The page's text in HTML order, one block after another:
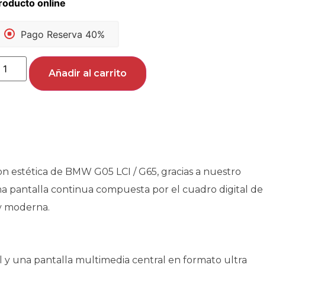
Pago Reserva 40%
Añadir al carrito
de BMW G05 LCI / G65, gracias a nuestro
pantalla continua compuesta por el cuadro digital de
moderna.
una pantalla multimedia central en formato ultra